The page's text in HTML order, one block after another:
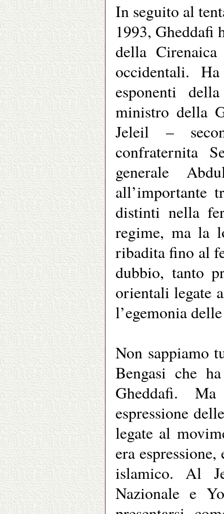
In seguito al
1993, Gheddafi
della
occidentali.
esponenti
ministro della
Jeleil –
confraternita
generale
all’importante
distinti nella
regime, ma la
ribadita fino al
dubbio, tanto
orientali legate
l’egemonia
Non sappiamo
Bengasi che
Gheddafi.
espressione
legate al
era
islamico. Al
Nazionale e